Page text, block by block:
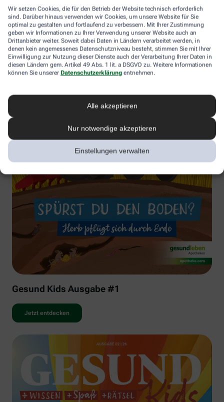
Wir setzen Cookies, die für den Betrieb der Website technisch erforderlich
sind. Darüber hinaus verwenden wir Cookies, um unsere Website für Sie
optimal zu gestalten und fortlaufend zu verbessern. Mit Ihrer Zustimmung
geben wir Informationen zu Ihrer Verwendung unserer Website auch an
Drittanbieter weiter. Soweit dabei Daten in Ländern verarbeitet werden, in
denen kein angemessenes Datenschutzniveau besteht, stimmen Sie mit Ihrer
Einwilligung zur Nutzung dieser Dienste auch der Verarbeitung Ihrer Daten in
diesen Ländern gem. Artikel 49 Abs. 1 lit. a DSGVO zu. Weitere Informationen
können Sie unserer Datenschutzerklärung entnehmen.
Alle akzeptieren
Nur notwendige akzeptieren
Einstellungen verwalten
Gesund Kids Ausgabe #1
Jetzt entdecken